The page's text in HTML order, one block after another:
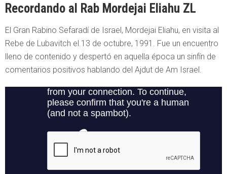
Recordando al Rab Mordejai Eliahu ZL
El Gran Rabino Sefaradí de Israel, Mordejai Eliahu, en visita al
Rebe de Lubavitch el.13 de octubre, 1991. Fue un encuentro
lleno de contenido y despertó en aquella época un sinfín de
comentarios positivos hablando del Ajdut de Am Israel.